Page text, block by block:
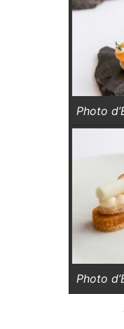
Photo
Photo